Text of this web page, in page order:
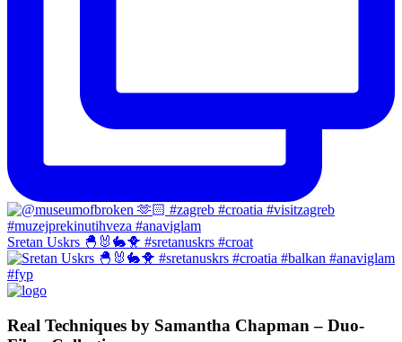
Sretan Uskrs 🐣🐰🐇🐥 #sretanuskrs #croat
Real Techniques by Samantha Chapman – Duo-